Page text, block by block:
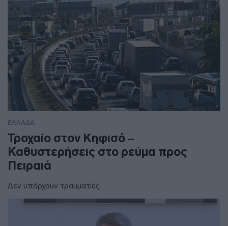
ΕΛΛΑΔΑ
Τροχαίο στον Κηφισό –
Καθυστερήσεις στο ρεύμα προς
Πειραιά
Δεν υπάρχουν τραυματίες